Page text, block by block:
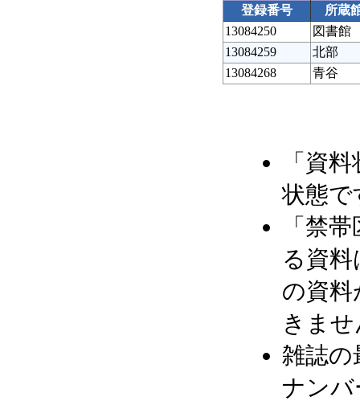
登録番号
所蔵
13084250
図書館
13084259
北部
13084268
青谷
「資
状態で
「禁
る資
の資料
きま
雑誌の
ナン